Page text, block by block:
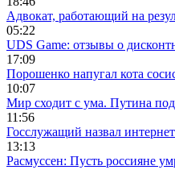
Адвокат, работающий на
05:22
UDS Game: отзывы о
17:09
Порошенко напугал кота
10:07
Мир сходит с ума. Путина
11:56
Госслужащий назвал
13:13
Расмуссен: Пусть россияне